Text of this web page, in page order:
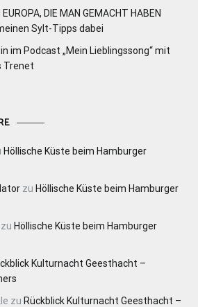
DIE MAN GEMACHT HABEN
Sylt-Tipps dabei
im Podcast „Mein Lieblingssong“ mit
Trenet
Höllische Küste beim Hamburger
zu Höllische Küste beim Hamburger
zu Höllische Küste beim Hamburger
Kulturnacht Geesthacht –
zu Rückblick Kulturnacht Geesthacht –